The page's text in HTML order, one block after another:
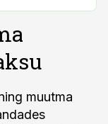
muutma